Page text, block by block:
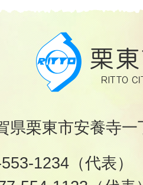
県栗東市安養寺
1234（代表）